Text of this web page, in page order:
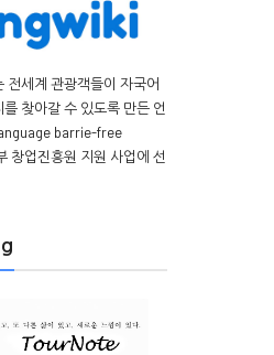
전세계 관광객들이 자국어
찾아갈 수 있도록 만든 언
barrie-free
창업진흥원 지원 사업에 선